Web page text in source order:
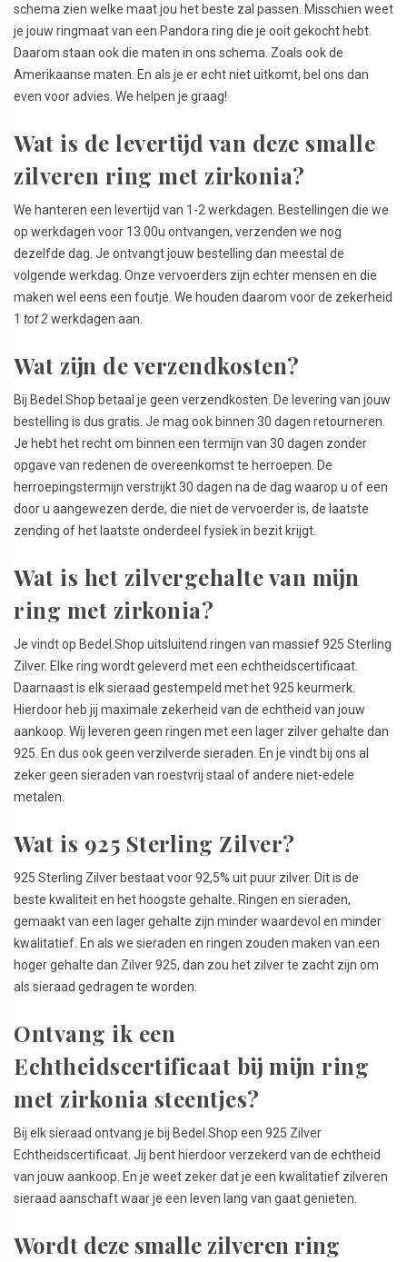
schema zien welke maat jou het beste zal passen. Misschien weet
je jouw ringmaat van een Pandora ring die je ooit gekocht hebt.
Daarom staan ook die maten in ons schema. Zoals ook de
Amerikaanse maten. En als je er echt niet uitkomt, bel ons dan
even voor advies. We helpen je graag!
Wat is de levertijd van deze smalle
zilveren ring met zirkonia?
We hanteren een levertijd van 1-2 werkdagen. Bestellingen die we
op werkdagen voor 13.00u ontvangen, verzenden we nog
dezelfde dag. Je ontvangt jouw bestelling dan meestal de
volgende werkdag. Onze vervoerders zijn echter mensen en die
maken wel eens een foutje. We houden daarom voor de zekerheid
1 tot 2werkdagen aan.
Wat zijn de verzendkosten?
Bij Bedel.Shop betaal je geen verzendkosten. De levering van jouw
bestelling is dus gratis. Je mag ook binnen 30 dagen retourneren.
Je hebt het recht om binnen een termijn van 30 dagen zonder
opgave van redenen de overeenkomst te herroepen. De
herroepingstermijn verstrijkt 30 dagen na de dag waarop u of een
door u aangewezen derde, die niet de vervoerder is, de laatste
zending of het laatste onderdeel fysiek in bezit krijgt.
Wat is het zilvergehalte van mijn
ring met zirkonia?
Je vindt op Bedel.Shop uitsluitend ringen van massief 925 Sterling
Zilver. Elke ring wordt geleverd met een echtheidscertificaat.
Daarnaast is elk sieraad gestempeld met het 925 keurmerk.
Hierdoor heb jij maximale zekerheid van de echtheid van jouw
aankoop. Wij leveren geen ringen met een lager zilver gehalte dan
925. En dus ook geen verzilverde sieraden. En je vindt bij ons al
zeker geen sieraden van roestvrij staal of andere niet-edele
metalen.
Wat is 925 Sterling Zilver?
925 Sterling Zilver bestaat voor 92,5% uit puur zilver. Dit is de
beste kwaliteit en het hoogste gehalte. Ringen en sieraden,
gemaakt van een lager gehalte zijn minder waardevol en minder
kwalitatief. En als we sieraden en ringen zouden maken van een
hoger gehalte dan Zilver 925, dan zou het zilver te zacht zijn om
als sieraad gedragen te worden.
Ontvang ik een
Echtheidscertificaat bij mijn ring
met zirkonia steentjes?
Bij elk sieraad ontvang je bij Bedel.Shop een 925 Zilver
Echtheidscertificaat. Jij bent hierdoor verzekerd van de echtheid
van jouw aankoop. En je weet zeker dat je een kwalitatief zilveren
sieraad aanschaft waar je een leven lang van gaat genieten.
Wordt deze smalle zilveren ring